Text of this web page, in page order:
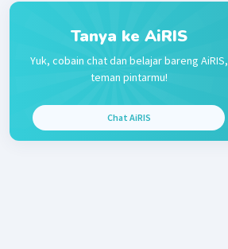
Tanya ke AiRIS
Yuk, cobain chat dan belajar bareng AiRIS,
teman pintarmu!
Chat AiRIS